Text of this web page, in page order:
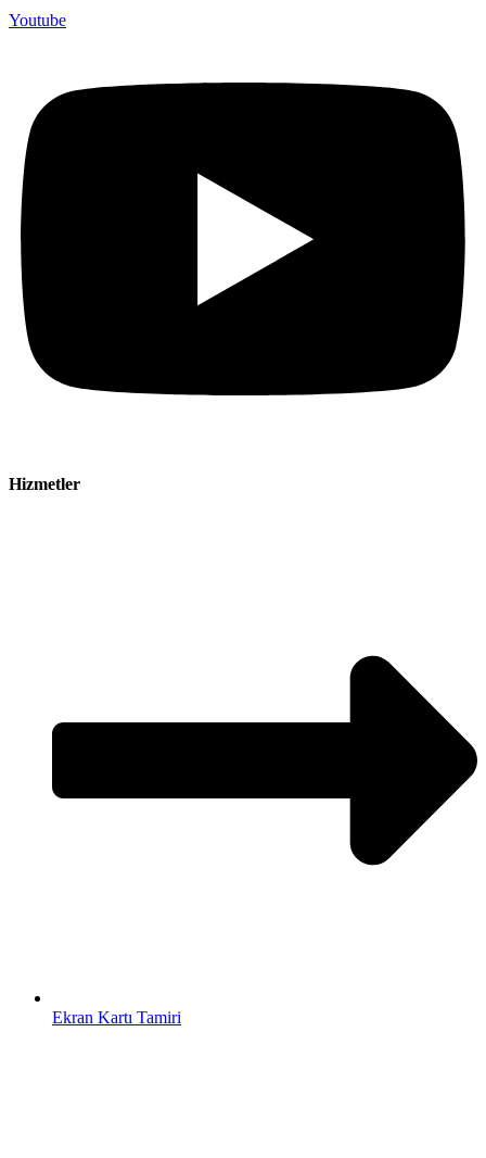
Youtube
Hizmetler
Ekran Kartı Tamiri